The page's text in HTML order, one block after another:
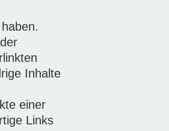
Inhalte
einer
Links